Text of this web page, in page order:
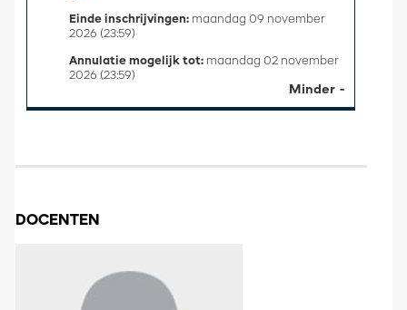
Minder
Einde inschrijvingen: maandag 09 november
2026 (23:59)
Annulatie mogelijk tot: maandag 02 november
2026 (23:59)
DOCENTEN